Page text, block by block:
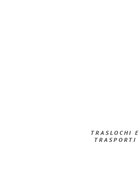
TRASLOCHI E
TRASPORTI​